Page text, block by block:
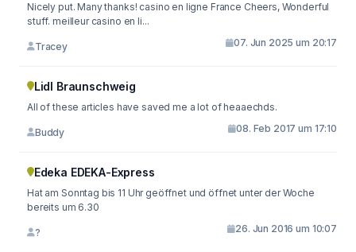
Nicely put. Many thanks! casino en ligne France Cheers, Wonderful
stuff. meilleur casino en li...
Tracey 07. Jun 2025 um 20:17
Lidl Braunschweig
All of these articles have saved me a lot of heaaechds.
Buddy 08. Feb 2017 um 17:10
Edeka EDEKA-Express
Hat am Sonntag bis 11 Uhr geöffnet und öffnet unter der Woche
bereits um 6.30
? 26. Jun 2016 um 10:07